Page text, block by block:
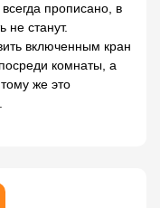
прописано, в
не станут.
включенным кран
комнаты, а
же это